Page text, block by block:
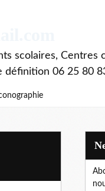
scolaires, Centres
définition 06 25 80